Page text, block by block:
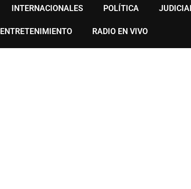
INTERNACIONALES POLÍTICA
ENTRETENIMIENTO RADIO EN VIVO